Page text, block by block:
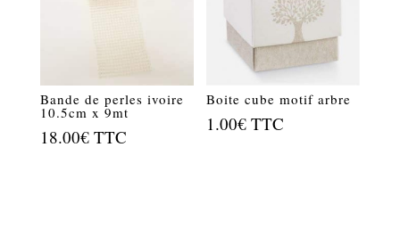
Bande de perles ivoire
10.5cm x 9mt
18.00€ TTC
Boite cube motif arbre
1.00€ TTC